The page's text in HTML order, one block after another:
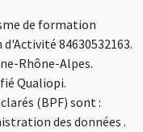
de formation
84630532163.
Rhône-Alpes.
Qualiopi.
(BPF) sont :
des données .